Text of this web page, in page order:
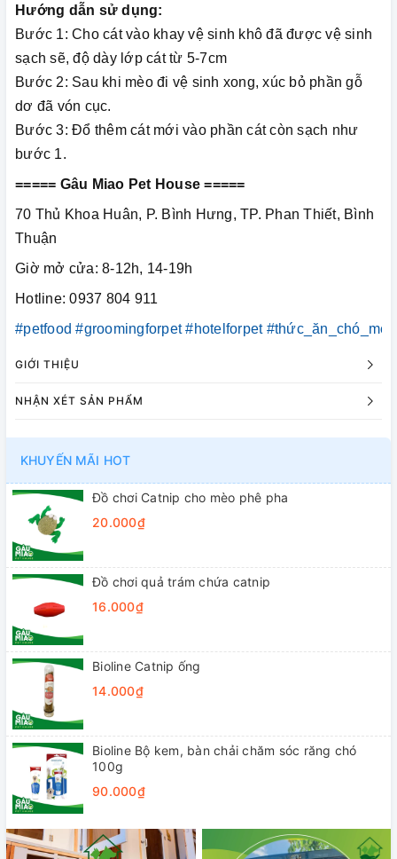
Hướng dẫn sử dụng:
Bước 1: Cho cát vào khay vệ sinh khô đã được vệ sinh
sạch sẽ, độ dày lớp cát từ 5-7cm
Bước 2: Sau khi mèo đi vệ sinh xong, xúc bỏ phần gỗ
dơ đã vón cục.
Bước 3: Đổ thêm cát mới vào phần cát còn sạch như
bước 1.
===== Gâu Miao Pet House =====
70 Thủ Khoa Huân, P. Bình Hưng, TP. Phan Thiết, Bình
Thuận
Giờ mở cửa: 8-12h, 14-19h
Hotline: 0937 804 911
#petfood #groomingforpet #hotelforpet #thức_ăn_chó_mèo
GIỚI THIỆU
NHẬN XÉT SẢN PHẨM
KHUYẾN MÃI HOT
Đồ chơi Catnip cho mèo phê pha
20.000₫
Đồ chơi quả trám chứa catnip
16.000₫
Bioline Catnip ống
14.000₫
Bioline Bộ kem, bàn chải chăm sóc răng chó
100g
90.000₫